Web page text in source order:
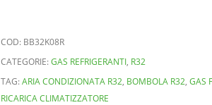
COD: BB32K08R
CATEGORIE:GAS REFRIGERANTI, R32
TAG:ARIA CONDIZIONATA R32, BOMBOLA R32, GAS
RICARICA CLIMATIZZATORE